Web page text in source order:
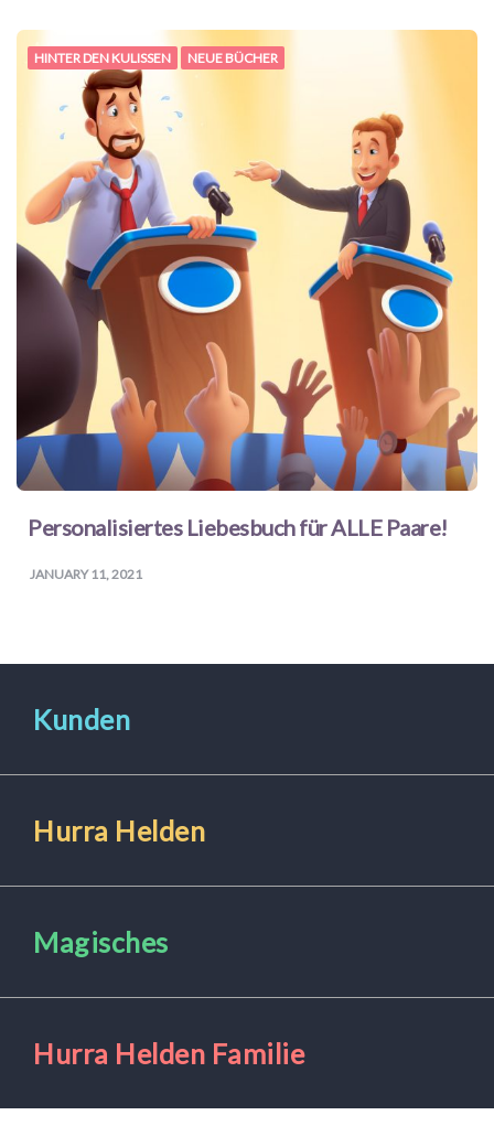
HINTER DEN KULISSEN NEUE BÜCHER
Personalisiertes Liebesbuch für ALLE Paare!
JANUARY 11, 2021
Kunden
Hurra Helden
Magisches
Hurra Helden Familie